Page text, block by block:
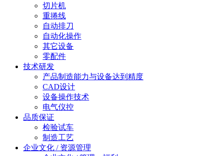
切片机
重捲线
自动排刀
自动化操作
其它设备
零配件
技术研发
产品制造能力与设备达到精度
CAD设计
设备操作技术
电气仪控
品质保证
检验试车
制造工艺
企业文化 / 资源管理